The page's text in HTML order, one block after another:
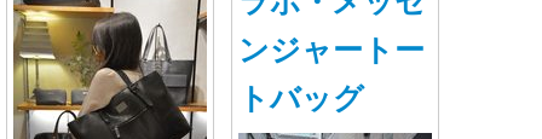
NEW
TAGS
このコミュニティについて
ヘルプ
REVOLVER
ンジャートー
トバッグ